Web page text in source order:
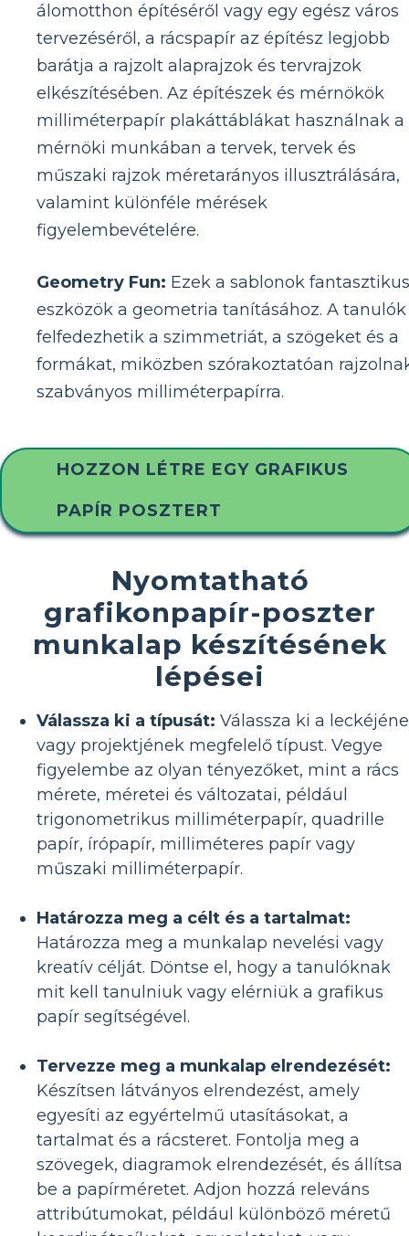
álomotthon építéséről vagy egy egész város
tervezéséről, a rácspapír az építész legjobb
barátja a rajzolt alaprajzok és tervrajzok
elkészítésében. Az építészek és mérnökök
milliméterpapír plakáttáblákat használnak a
mérnöki munkában a tervek, tervek és
műszaki rajzok méretarányos illusztrálására,
valamint különféle mérések
figyelembevételére.
Geometry Fun: Ezek a sablonok fantasztikus
eszközök a geometria tanításához. A tanulók
felfedezhetik a szimmetriát, a szögeket és a
formákat, miközben szórakoztatóan
szabványos milliméterpapírra.
HOZZON LÉTRE EGY GRAFIKUS
PAPÍR POSZTERT
Nyomtatható
grafikonpapír-poszter
munkalap készítésének
lépései
Válassza ki a típusát: Válassza ki a
vagy projektjének megfelelő típust. Vegye
figyelembe az olyan tényezőket, mint a rács
mérete, méretei és változatai, például
trigonometrikus milliméterpapír, quadrille
papír, írópapír, milliméteres papír vagy
műszaki milliméterpapír.
Határozza meg a célt és a tartalmat:
Határozza meg a munkalap nevelési vagy
kreatív célját. Döntse el, hogy a tanulóknak
mit kell tanulniuk vagy elérniük a grafikus
papír segítségével.
Tervezze meg a munkalap elrendezését:
Készítsen látványos elrendezést, amely
egyesíti az egyértelmű utasításokat, a
tartalmat és a rácsteret. Fontolja meg a
szövegek, diagramok elrendezését, és állítsa
be a papírméretet. Adjon hozzá releváns
attribútumokat, például különböző méretű